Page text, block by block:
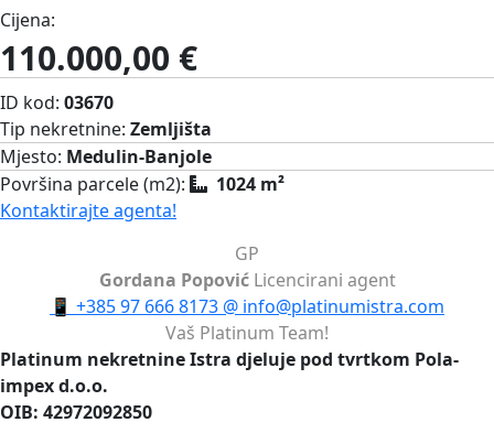
Cijena:
110.000,00 €
ID kod: 03670
Tip nekretnine: Zemljišta
Mjesto: Medulin-Banjole
Površina parcele (m2):
1024 m²
Kontaktirajte agenta!
GP
Gordana Popović Licencirani agent
📱 +385 97 666 8173 @ info@platinumistra.com
Vaš Platinum Team!
Platinum nekretnine Istra djeluje pod tvrtkom Pola-
impex d.o.o.
OIB: 42972092850